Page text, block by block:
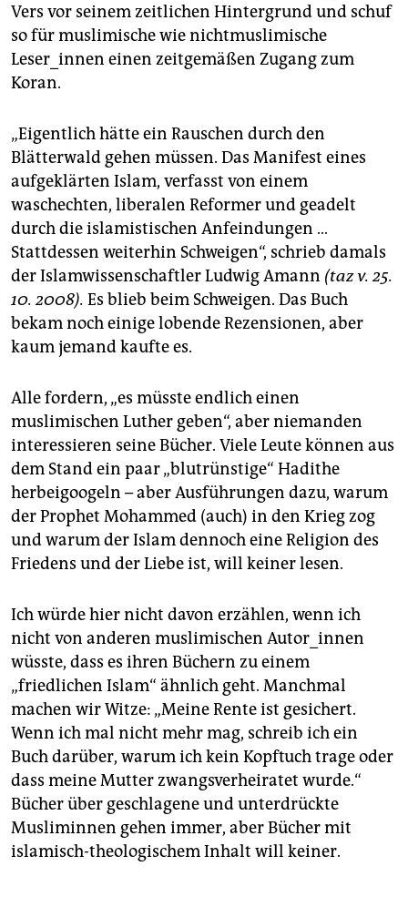
Vers vor seinem zeitlichen Hintergrund und schuf
so für muslimische wie nichtmuslimische
Leser_innen einen zeitgemäßen Zugang zum
Koran.
„Eigentlich hätte ein Rauschen durch den
Blätterwald gehen müssen. Das Manifest eines
aufgeklärten Islam, verfasst von einem
waschechten, liberalen Reformer und geadelt
durch die islamistischen Anfeindungen …
Stattdessen weiterhin Schweigen“, schrieb damals
der Islamwissenschaftler Ludwig Amann (taz v. 25.
10. 2008). Es blieb beim Schweigen. Das Buch
bekam noch einige lobende Rezensionen, aber
kaum jemand kaufte es.
Alle fordern, „es müsste endlich einen
muslimischen Luther geben“, aber niemanden
interessieren seine Bücher. Viele Leute können aus
dem Stand ein paar „blutrünstige“ Hadithe
herbeigoogeln – aber Ausführungen dazu, warum
der Prophet Mohammed (auch) in den Krieg zog
und warum der Islam dennoch eine Religion des
Friedens und der Liebe ist, will keiner lesen.
Ich würde hier nicht davon erzählen, wenn ich
nicht von anderen muslimischen Autor_innen
wüsste, dass es ihren Büchern zu einem
„friedlichen Islam“ ähnlich geht. Manchmal
machen wir Witze: „Meine Rente ist gesichert.
Wenn ich mal nicht mehr mag, schreib ich ein
Buch darüber, warum ich kein Kopftuch trage oder
dass meine Mutter zwangsverheiratet wurde.“
Bücher über geschlagene und unterdrückte
Musliminnen gehen immer, aber Bücher mit
islamisch-theologischem Inhalt will keiner.